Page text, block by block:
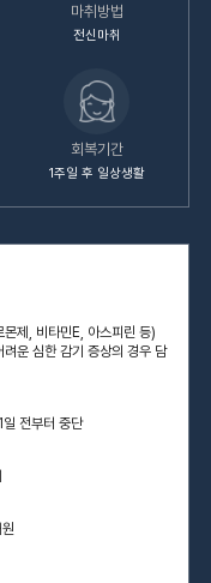
전신마취
1주일 후 일상생활
제, 비타민E, 아스피린 등)
운 심한 감기 증상의 경우 담
전부터 중단